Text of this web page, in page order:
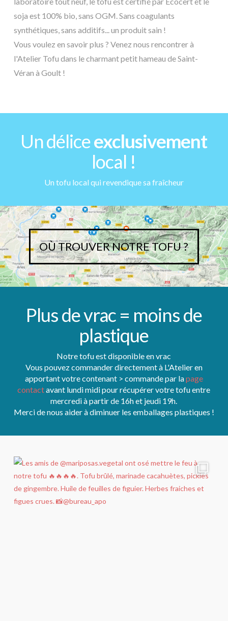
soja est 100% bio, sans OGM. Sans coagulants
synthétiques, sans additifs... un produit sain !
Vous voulez en savoir plus ? Venez nous rencontrer à
l'Atelier Tofu dans le charmant petit hameau de Saint-
Véran à Goult !
Un déliceexclusivement
local !
Un tofu local qui revendique sa fraîcheur
OÙ TROUVER NOTRE TOFU ?
Plus de vrac = moins de
plastique
Notre tofu est disponible en vrac
Vous pouvez commander directement à L'Atelier en
apportant votre contenant > commande par lapage
contactavant lundi midi pour récupérer votre tofu entre
mercredi à partir de 16h et jeudi 19h.
Merci de nous aider à diminuer les emballages plastiques !